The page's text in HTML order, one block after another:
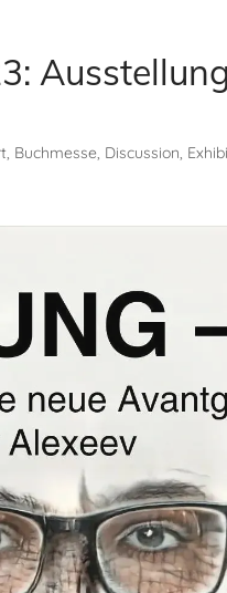
Ausstellung
Buchmesse, Discussion,